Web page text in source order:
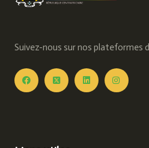
Suivez-nous sur nos plateformes